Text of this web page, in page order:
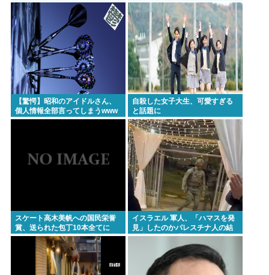
【驚愕】昭和のアイドルさん、
個人情報全部言ってしまうwww
自殺した女子大生、可愛すぎる
と話題に
スケート高木美帆への国民栄誉
賞、送られた包丁10本全てに
『内閣総理大臣 高市早苗』の文
字が刻まれる…
イスラエル 軍人、「ハマスを発
見」したのかパレスチナ人の結
婚式に乱入、手榴弾を投げ込ん
で炸裂させる